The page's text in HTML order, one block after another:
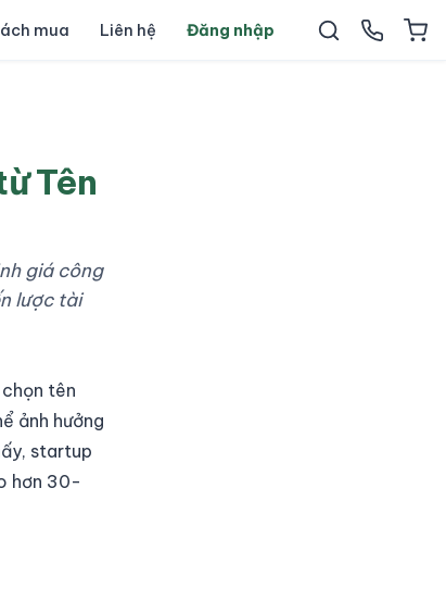
mua Liên hệ Đăng nhập
Tên
giá công
lược tài
tên
ảnh hưởng
startup
hơn 30-